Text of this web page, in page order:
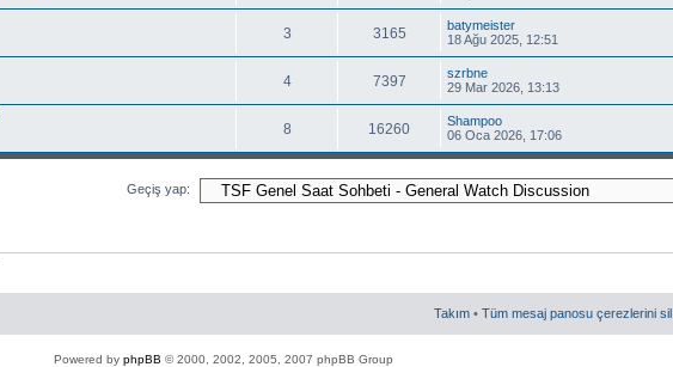
3 3165
batymeister
18 Ağu 2025, 12:51
4 7397
szrbne
29 Mar 2026, 13:13
8 16260
Shampoo
06 Oca 2026, 17:06
Geçiş yap:
Takım • Tüm mesaj panosu çerezlerini sil
Powered by phpBB © 2000, 2002, 2005, 2007 phpBB Group